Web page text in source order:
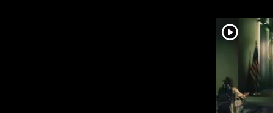
player2